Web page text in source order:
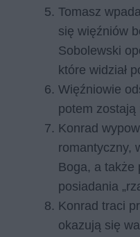
Tomasz
się więźniów
Sobolewski
które widział
Więźniowie
potem zostają
Konrad
romantyczny,
Boga, a także
posiadania
Konrad traci
okazują się